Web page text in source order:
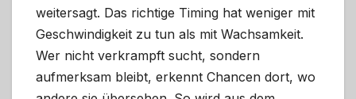
weitersagt. Das richtige Timing hat weniger mit
Geschwindigkeit zu tun als mit Wachsamkeit.
Wer nicht verkrampft sucht, sondern
aufmerksam bleibt, erkennt Chancen dort, wo